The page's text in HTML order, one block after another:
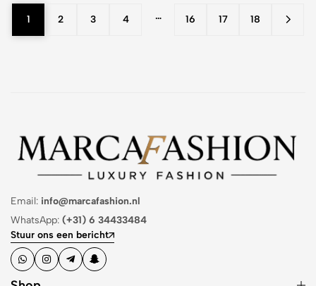
1 2 3 4 … 16 17 18
Email: info@marcafashion.nl
WhatsApp: (+31) 6 34433484
Stuur ons een bericht